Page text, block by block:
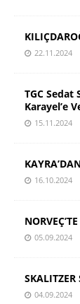
22.11.2024
TGC Sedat
Karayel’e
15.11.2024
16.10.2024
05.09.2024
SKALITZER
04.09.2024